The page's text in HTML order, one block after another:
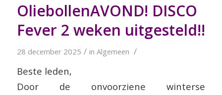
OliebollenAVOND! DISCO
Fever 2 weken uitgesteld!!
28 december 2025 / in Algemeen /
Beste leden,
Door de onvoorziene winterse